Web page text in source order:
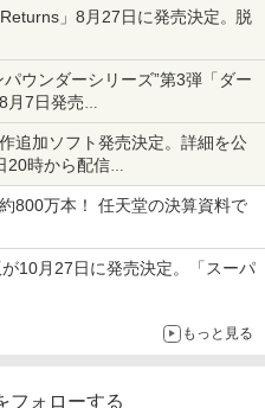
DualSense ワイヤレスコン
ミッドナイト ブラック(CFI-
(CFI-ZCT2J)
Xbox 充電式バッテリー + US
ル
Xbox ワイヤレス コントロー
ライブ！蓮ノ空女学院スクー
クラブ Bloom Garden Part
（特装限定版）
全生産限定版 [DVD]
星のカービィ ぬいポーチ f
Switch 2 カービィ
・エニックス 【Switch2】FI
ファイナルファンタジ-7 リ
お受けできません
エモン大集合！ PS5版
[PS5] Clair Obscur: Expeditio
ース スイッチ2 Nintendo 対
スイッチツー 名入れ かわい
ドースイッチ カバー ポーチ
新型 本体 ジョイコン ソフ
ル 収納可能 ポーチ クリスマス
) ]
ックス ブルーレイディスク
滅の刃」無限列車編 通常版
」8月27日に発売決定。脱
セールが実施
ウンダーシリーズ”第3弾「ダー
月7日発売
を使用した超大型チーズバーガー
追加ソフト発売決定。詳細を公
20時から配信
800万本！ 任天堂の決算資料で
10月27日に発売決定。「スーパ
もっと見る
フォローする